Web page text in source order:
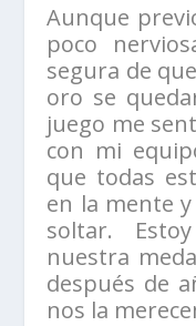
Aunque
poco
segura de
oro se
juego me
con mi
que todas
en la mente
soltar.
nuestra
después de
nos la